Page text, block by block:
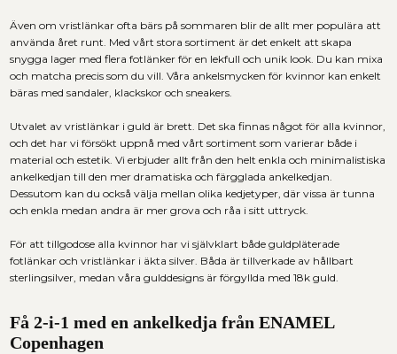
Även omvristlänkar ofta bärs på sommaren blir de allt mer populära att
använda året runt. Med vårt stora sortiment är det enkelt att skapa
snygga lager med flerafotlänker för en lekfull och unik look. Du kan mixa
och matcha precis som du vill.Våra ankelsmycken för kvinnor kan enkelt
bäras med sandaler, klackskor och sneakers.
Utvalet av vristlänkar i guld är brett. Det ska finnas något för alla kvinnor,
och det har vi försökt uppnå med vårt sortiment som varierar både i
material och estetik. Vi erbjuder allt från den helt enkla och minimalistiska
ankelkedjan till den mer dramatiska och färgglada ankelkedjan.
Dessutom kan du också välja mellan olika kedjetyper, där vissa är tunna
och enkla medan andra är mer grova och råa i sitt uttryck.
För att tillgodose alla kvinnor har vi självklart bådeguldpläterade
fotlänkar ochvristlänkar i äkta silver. Båda är tillverkade av hållbart
sterlingsilver, medan våra gulddesigns är förgyllda med 18k guld.
Få 2-i-1 med en ankelkedja från ENAMEL
Copenhagen